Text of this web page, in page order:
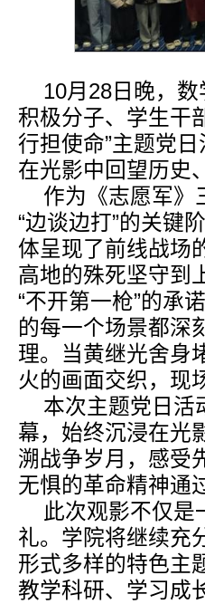
10月28日晚，
积极分子、学生干
行担使命”主题党
在光影中回望历史
作为《志愿军》
“边谈边打”的关键
体呈现了前线战场
高地的殊死坚守到
“不开第一枪”的承
的每一个场景都深
理。当黄继光舍身
火的画面交织，现
本次主题党日活
幕，始终沉浸在光
溯战争岁月，感受
无惧的革命精神通
此次观影不仅是
礼。学院将继续充
形式多样的特色主
教学科研、学习成